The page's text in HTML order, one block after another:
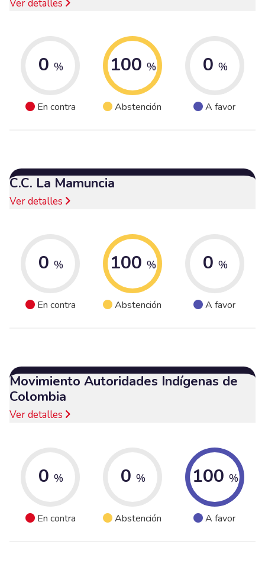
Ver detalles
0 %
En contra
100 %
Abstención
0 %
A favor
C.C. La Mamuncia
Ver detalles
0 %
En contra
100 %
Abstención
0 %
A favor
Movimiento Autoridades Indígenas de
Colombia
Ver detalles
0 %
En contra
0 %
Abstención
100 %
A favor